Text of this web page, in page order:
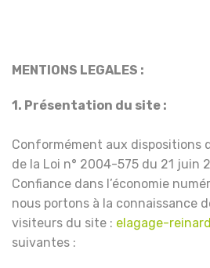
MENTIONS LEGALES :
1. Présentation du site :
Conformément aux dispositions
de la Loi n° 2004-575 du 21 juin
Confiance dans l’économie
nous portons à la connaissance
visiteurs du site : elagage-
suivantes :